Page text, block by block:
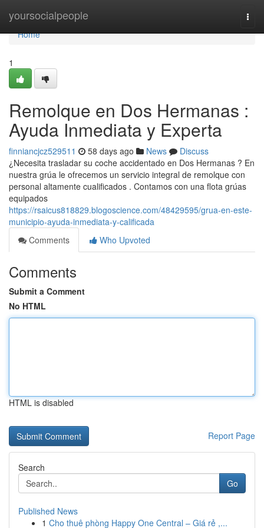
yoursocialpeople
Home
Home
1
Remolque en Dos Hermanas :
Ayuda Inmediata y Experta
finniancjcz529511 58 days ago News
Discuss
¿Necesita trasladar su coche accidentado en Dos Hermanas ? En
nuestra grúa le ofrecemos un servicio integral de remolque con
personal altamente cualificados . Contamos con una flota grúas
equipados
https://rsaicus818829.blogoscience.com/48429595/grua-en-este-
municipio-ayuda-inmediata-y-calificada
Comments
Who Upvoted
Comments
Submit a Comment
No HTML
HTML is disabled
Report Page
Search
Go
Published News
1 Cho thuê phòng Happy One Central – Giá rẻ ,...